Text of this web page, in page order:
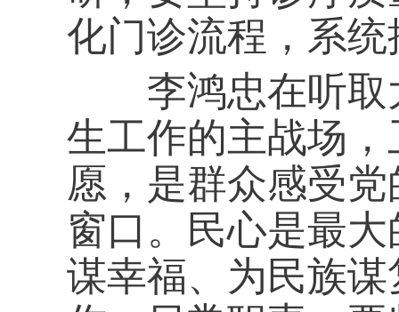
化门诊流程，系
李鸿忠在听取
生工作的主战场
愿，是群众感受
窗口。民心是最
谋幸福、为民族